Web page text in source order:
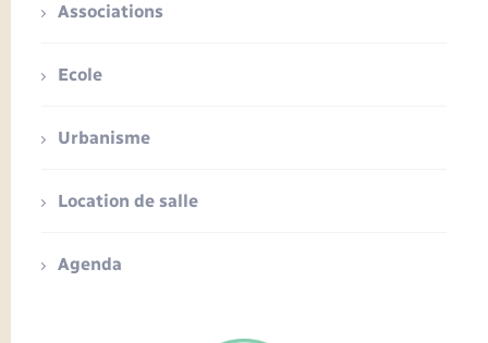
Associations
Ecole
Urbanisme
Location de salle
Agenda